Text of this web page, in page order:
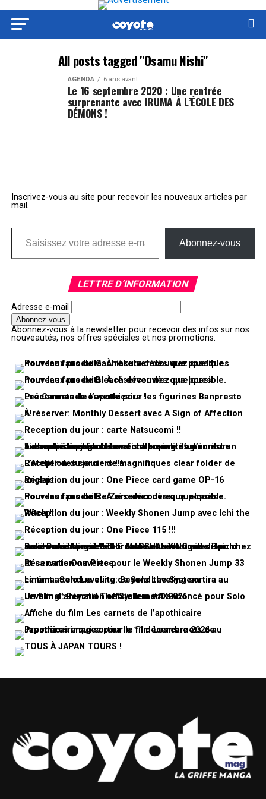
All posts tagged "Osamu Nishi"
AGENDA 6 ans avant
Le 16 septembre 2020 : Une rentrée
surprenante avec IRUMA À L’ÉCOLE DES
DÉMONS !
Inscrivez-vous au site pour recevoir les nouveaux articles par
mail.
Saisissez votre adresse e-mail…
Abonnez-vous
LETTRE D’INFORMATION
Adresse e-mail
Abonnez-vous à la newsletter pour recevoir des infos sur nos
nouveautés, nos offres spéciales et nos promotions.